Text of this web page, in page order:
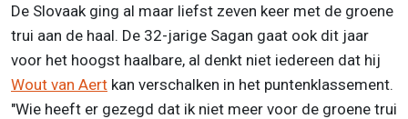
De Slovaak ging al maar liefst zeven keer met de groene
trui aan de haal. De 32-jarige Sagan gaat ook dit jaar
voor het hoogst haalbare, al denkt niet iedereen dat hij
Wout van Aert kan verschalken in het puntenklassement.
"Wie heeft er gezegd dat ik niet meer voor de groene trui